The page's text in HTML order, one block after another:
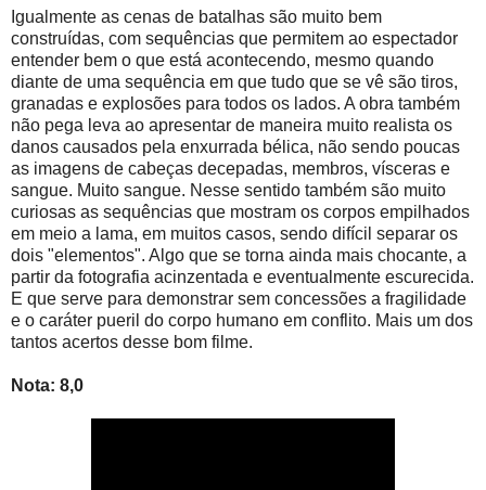
Igualmente as cenas de batalhas são muito bem
construídas, com sequências que permitem ao espectador
entender bem o que está acontecendo, mesmo quando
diante de uma sequência em que tudo que se vê são tiros,
granadas e explosões para todos os lados. A obra também
não pega leva ao apresentar de maneira muito realista os
danos causados pela enxurrada bélica, não sendo poucas
as imagens de cabeças decepadas, membros, vísceras e
sangue. Muito sangue. Nesse sentido também são muito
curiosas as sequências que mostram os corpos empilhados
em meio a lama, em muitos casos, sendo difícil separar os
dois "elementos". Algo que se torna ainda mais chocante, a
partir da fotografia acinzentada e eventualmente escurecida.
E que serve para demonstrar sem concessões a fragilidade
e o caráter pueril do corpo humano em conflito. Mais um dos
tantos acertos desse bom filme.
Nota: 8,0